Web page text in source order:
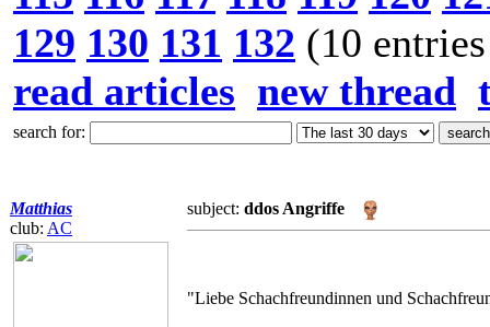
129 130 131 132 (10
read articles new thread
search for:
Matthias
club: AC
subject: ddos Angriffe
"Liebe Schachfreundinnen und